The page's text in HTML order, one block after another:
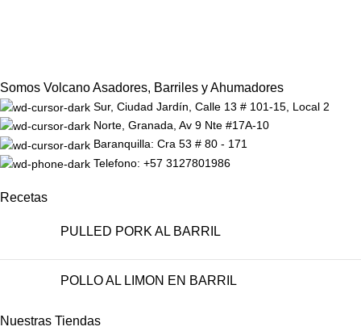
Somos Volcano Asadores, Barriles y Ahumadores
Sur, Ciudad Jardín, Calle 13 # 101-15, Local 2
Norte, Granada, Av 9 Nte #17A-10
Baranquilla: Cra 53 # 80 - 171
Telefono: +57 3127801986
Recetas
PULLED PORK AL BARRIL
POLLO AL LIMON EN BARRIL
Nuestras Tiendas